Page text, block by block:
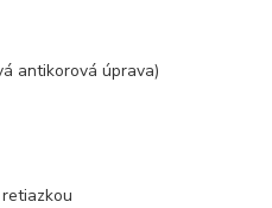
antikorová úprava)